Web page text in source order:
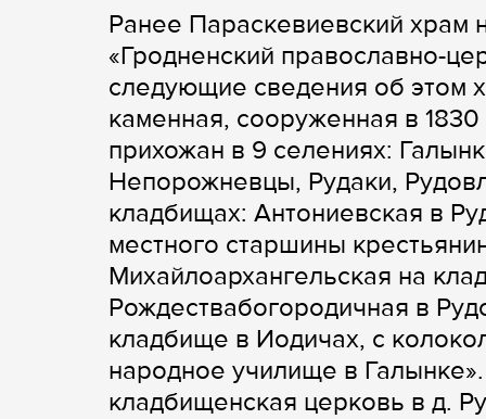
Ранее Параскевиевский храм
«Гродненский православно-
следующие сведения об этом
каменная, сооруженная в
прихожан в 9 селениях:
Непорожневцы, Рудаки,
кладбищах: Антониевская в
местного старшины
Михайлоархангельская на
Рождествабогородичная в
кладбище в Иодичах, с
народное училище в
кладбищенская церковь в д.